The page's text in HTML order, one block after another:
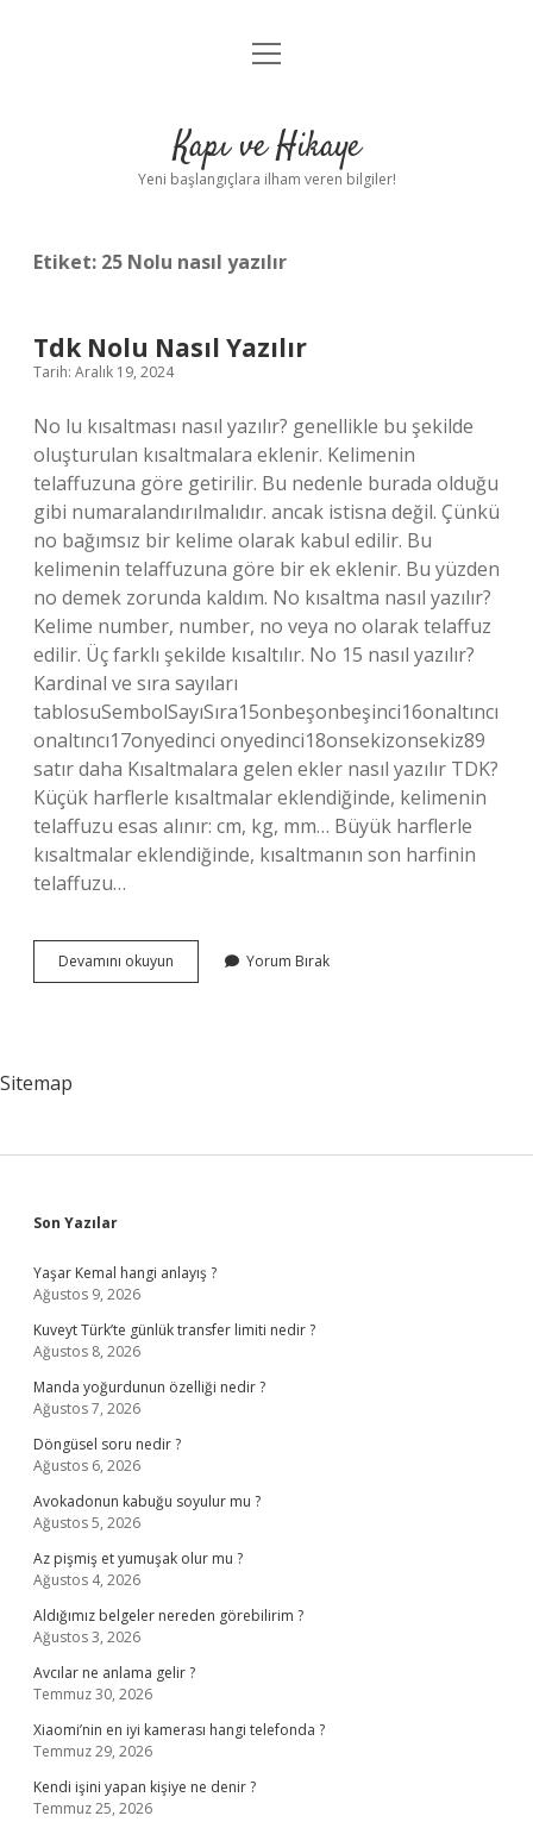
Anasayfa
Yasal Uyarı
menüyü
Kapı ve Hikaye
Yeni başlangıçlara ilham veren bilgiler!
Etiket: 25 Nolu nasıl yazılır
Tdk Nolu Nasıl Yazılır
Tarih: Aralık 19, 2024
No lu kısaltması nasıl yazılır? genellikle bu şekilde
oluşturulan kısaltmalara eklenir. Kelimenin
telaffuzuna göre getirilir. Bu nedenle burada olduğu
gibi numaralandırılmalıdır. ancak istisna değil. Çünkü
no bağımsız bir kelime olarak kabul edilir. Bu
kelimenin telaffuzuna göre bir ek eklenir. Bu yüzden
no demek zorunda kaldım. No kısaltma nasıl yazılır?
Kelime number, number, no veya no olarak telaffuz
edilir. Üç farklı şekilde kısaltılır. No 15 nasıl yazılır?
Kardinal ve sıra sayıları
tablosuSembolSayıSıra15onbeşonbeşinci16onaltıncı
onaltıncı17onyedinci onyedinci18onsekizonsekiz89
satır daha Kısaltmalara gelen ekler nasıl yazılır TDK?
Küçük harflerle kısaltmalar eklendiğinde, kelimenin
telaffuzu esas alınır: cm, kg, mm… Büyük harflerle
kısaltmalar eklendiğinde, kısaltmanın son harfinin
telaffuzu…
Devamını okuyun
Nolu
Yorum Bırak
Sitemap
Sidebar
Son Yazılar
Yaşar Kemal hangi anlayış ?
Ağustos 9, 2026
Kuveyt Türk’te günlük transfer limiti nedir ?
Ağustos 8, 2026
Manda yoğurdunun özelliği nedir ?
Ağustos 7, 2026
Döngüsel soru nedir ?
Ağustos 6, 2026
Avokadonun kabuğu soyulur mu ?
Ağustos 5, 2026
Az pişmiş et yumuşak olur mu ?
Ağustos 4, 2026
Aldığımız belgeler nereden görebilirim ?
Ağustos 3, 2026
Avcılar ne anlama gelir ?
Temmuz 30, 2026
Xiaomi’nin en iyi kamerası hangi telefonda ?
Temmuz 29, 2026
Kendi işini yapan kişiye ne denir ?
Temmuz 25, 2026